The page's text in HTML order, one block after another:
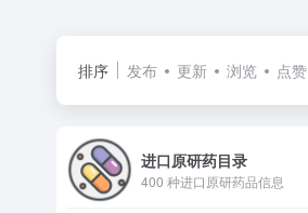
排序 发布 更新 浏览 点赞
进口原研药目录
400 种进口原研药品信息